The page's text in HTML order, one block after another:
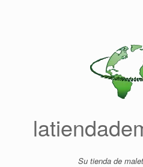
Su tienda de